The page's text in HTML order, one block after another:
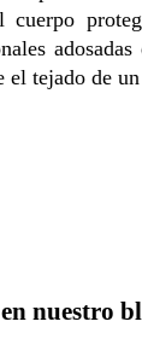
cuerpo
el tejado de
nuestro